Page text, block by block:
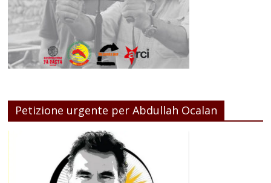
Petizione urgente per Abdullah Ocalan